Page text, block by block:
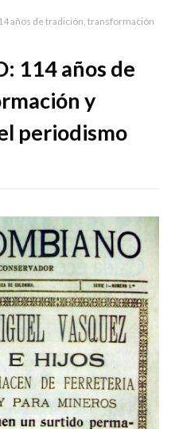
años de tradición, transformación
114 años de
y
periodismo